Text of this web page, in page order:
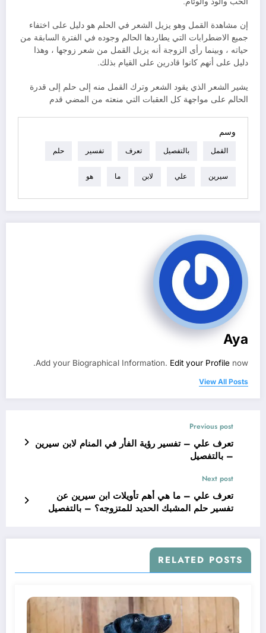
إن مشاهدة القمل وهو يزيل الشعر في الحلم هو دليل على اختفاء
جميع الاضطرابات التي يطاردها الحالم وجوده في الفترة السابقة من
حياته ، وبينما رأى الزوجة أنه يزيل القمل من شعر زوجها ، وهذا
دليل على أنهم كانوا قادرين على القيام بذلك.
يشير الشعر الذي يقود الشعر وترك القمل منه إلى حلم إلى قدرة
الحالم على مواجهة كل العقبات التي منعته من المضي قدم
وسم
القمل بالتفصيل تعرف تفسير حلم
سيرين علي لابن ما هو
Aya
Add your Biographical Information. Edit your Profile now.
View All Posts
Previous post
تعرف علي – تفسير رؤية الفأر في المنام لابن سيرين
– بالتفصيل
Next post
تعرف علي – ما هي أهم تأويلات ابن سيرين عن
تفسير حلم المشبك الحديد للمتزوجه؟ – بالتفصيل
RELATED POSTS